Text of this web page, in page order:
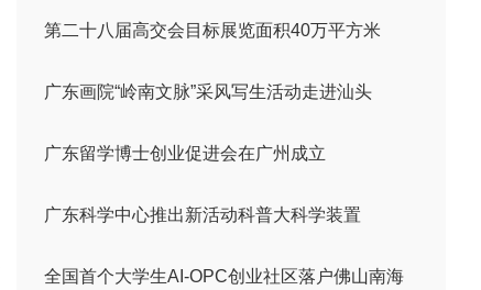
第二十八届高交会目标展览面积40万平方米
广东画院“岭南文脉”采风写生活动走进汕头
广东留学博士创业促进会在广州成立
广东科学中心推出新活动科普大科学装置
全国首个大学生AI-OPC创业社区落户佛山南海